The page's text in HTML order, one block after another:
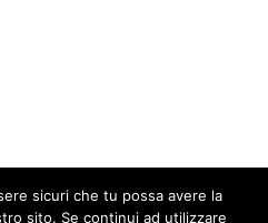
sicuri che tu possa avere la
sito. Se continui ad utilizzare